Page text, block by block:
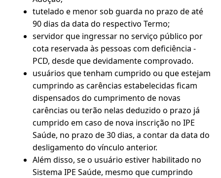
tutelado e menor sob guarda no prazo de até
90 dias da data do respectivo Termo;
servidor que ingressar no serviço público por
cota reservada às pessoas com deficiência -
PCD, desde que devidamente comprovado.
usuários que tenham cumprido ou que estejam
cumprindo as carências estabelecidas ficam
dispensados do cumprimento de novas
carências ou terão nelas deduzido o prazo já
cumprido em caso de nova inscrição no IPE
Saúde, no prazo de 30 dias, a contar da data do
desligamento do vínculo anterior.
Além disso, se o usuário estiver habilitado no
Sistema IPE Saúde, mesmo que cumprindo